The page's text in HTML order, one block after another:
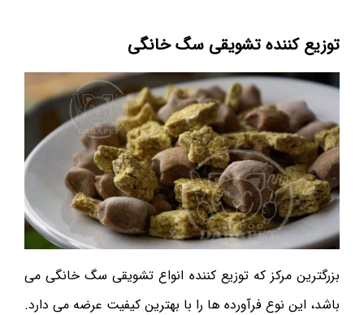
توزیع کننده تشویقی سگ خانگی
بزرگترین مرکز که توزیع کننده انواع تشویقی سگ خانگی می
باشد، این نوع فرآورده ها را با بهترین کیفیت عرضه می دارد.